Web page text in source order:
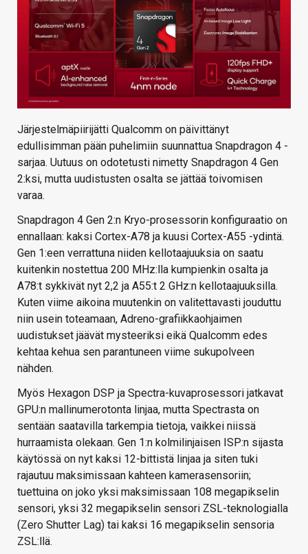
HAKU
Järjestelmäpiirijätti Qualcomm on päivittänyt
edullisimman pään puhelimiin suunnattua Snapdragon 4 -
sarjaa. Uutuus on odotetusti nimetty Snapdragon 4 Gen
2:ksi, mutta uudistusten osalta se jättää toivomisen
varaa.
Snapdragon 4 Gen 2:n Kryo-prosessorin konfiguraatio on
ennallaan: kaksi Cortex-A78 ja kuusi Cortex-A55 -ydintä.
Gen 1:een verrattuna niiden kellotaajuuksia on saatu
kuitenkin nostettua 200 MHz:lla kumpienkin osalta ja
A78:t sykkivät nyt 2,2 ja A55:t 2 GHz:n kellotaajuuksilla.
Kuten viime aikoina muutenkin on valitettavasti jouduttu
niin usein toteamaan, Adreno-grafiikkaohjaimen
uudistukset jäävät mysteeriksi eikä Qualcomm edes
kehtaa kehua sen parantuneen viime sukupolveen
nähden.
Myös Hexagon DSP ja Spectra-kuvaprosessori jatkavat
GPU:n mallinumerotonta linjaa, mutta Spectrasta on
sentään saatavilla tarkempia tietoja, vaikkei niissä
hurraamista olekaan. Gen 1:n kolmilinjaisen ISP:n sijasta
käytössä on nyt kaksi 12-bittistä linjaa ja siten tuki
rajautuu maksimissaan kahteen kamerasensoriin;
tuettuina on joko yksi maksimissaan 108 megapikselin
sensori, yksi 32 megapikselin sensori ZSL-teknologialla
(Zero Shutter Lag) tai kaksi 16 megapikselin sensoria
ZSL:llä.